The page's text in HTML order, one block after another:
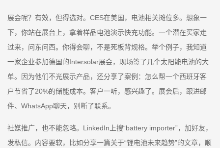
展会呢？有效，但得选对。CES在美国，电池相关摊位多。想象一
下，你站在展台上，拿着样品电池演示快充功能。一个潜在买家走
过来，问东问西。你得会聊，不是死板背规格。举个例子，我知道
一家企业参加德国的Intersolar展会，现场签了几个太阳能电池的大
单。因为他们不光展示产品，还分享了案例：怎么帮一个西班牙客
户节省了20%的储能成本。客户一听，感兴趣了。展会后，跟进邮
件、WhatsApp聊天，别断了联系。
社媒推广，也不能忽略。LinkedIn上搜“battery importer”，加好友，
发私信。内容要软，比如分享一篇关于“锂电池未来趋势”的文章，顺